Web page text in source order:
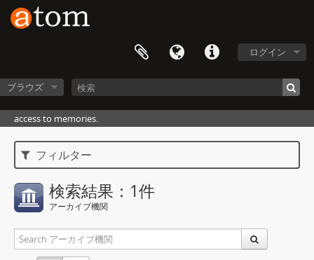
ログイン
ブラウズ
access to memories.
フィルター
検索結果：1件
アーカイブ機関